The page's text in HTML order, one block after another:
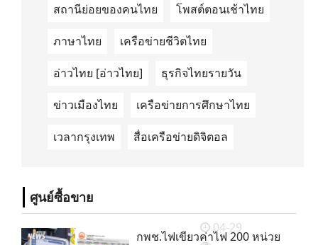
สถานีย่อยของคนไทย โพสต์ตอนเช้าไทย
ภาษาไทย เครือข่ายชีวิตไทย
อ่าวไทย [อ่าวไทย] ธุรกิจไทยรายวัน
ข่าวเมืองไทย เครือข่ายการศึกษาไทย
เวลากรุงเทพ สื่อเครือข่ายดิจิตอล
ศูนย์ซื้อขาย
กพช.ไฟเขียวค่าไฟ 200 หน่วย
04-29